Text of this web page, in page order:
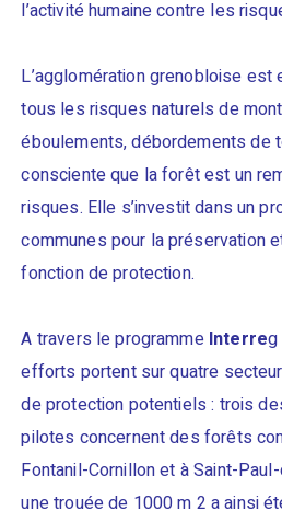
l’activité humaine contre les
L’agglomération grenobloise
tous les risques naturels de
éboulements, débordements de
consciente que la forêt est un
risques. Elle s’investit dans un
communes pour la préservation
fonction de protection.
A travers le programme Interreg
efforts portent sur quatre
de protection potentiels : trois
pilotes concernent des forêts
Fontanil-Cornillon et à Saint-
une trouée de 1000 m 2 a ainsi